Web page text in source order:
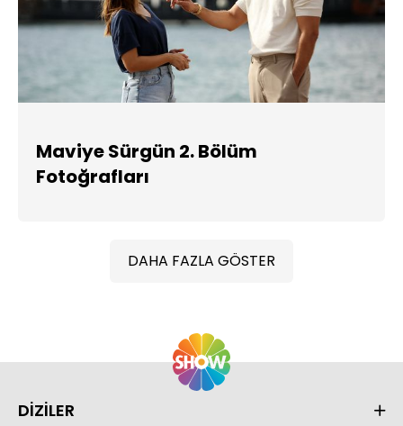
Maviye Sürgün 2. Bölüm
Fotoğrafları
DAHA FAZLA GÖSTER
DİZİLER